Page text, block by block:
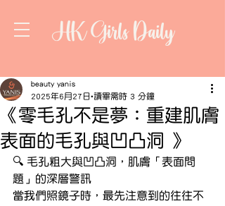
HK Girls Daily
《零毛孔不是夢：重建肌膚
表面的毛孔與凹凸洞 》
beauty yanis
2025年6月27日 讀畢需時 3 分鐘
🔍 毛孔粗大與凹凸洞，肌膚「表面問
題」的深層警訊
當我們照鏡子時，最先注意到的往往不